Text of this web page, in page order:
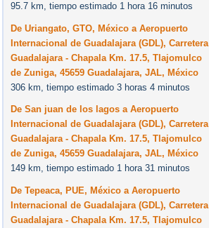
95.7 km, tiempo estimado 1 hora 16 minutos
De Uriangato, GTO, México a Aeropuerto
Internacional de Guadalajara (GDL), Carretera
Guadalajara - Chapala Km. 17.5, Tlajomulco
de Zuniga, 45659 Guadalajara, JAL, México
306 km, tiempo estimado 3 horas 4 minutos
De San juan de los lagos a Aeropuerto
Internacional de Guadalajara (GDL), Carretera
Guadalajara - Chapala Km. 17.5, Tlajomulco
de Zuniga, 45659 Guadalajara, JAL, México
149 km, tiempo estimado 1 hora 31 minutos
De Tepeaca, PUE, México a Aeropuerto
Internacional de Guadalajara (GDL), Carretera
Guadalajara - Chapala Km. 17.5, Tlajomulco